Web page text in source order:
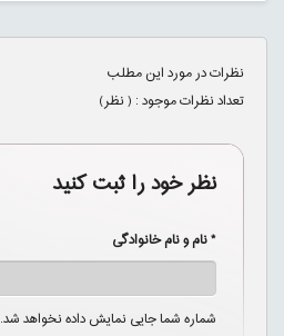
نظرات در مورد این مطلب
تعداد نظرات موجود : (نظر)
نظر خود را ثبت کنید
* نام و نام خانوادگی
شماره شما جایی نمایش داده نخواهد شد.